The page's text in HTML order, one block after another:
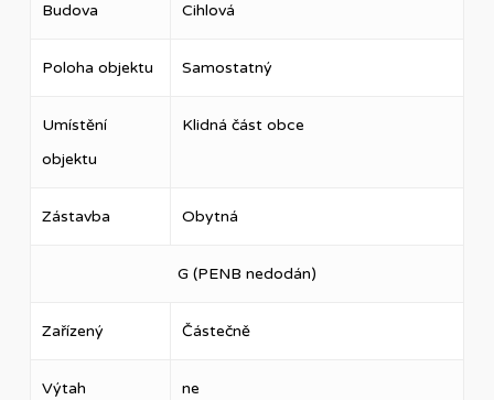
Budova Cihlová
Poloha objektu Samostatný
Umístění
objektu
Klidná část obce
Zástavba Obytná
G (PENB nedodán)
Zařízený Částečně
Výtah ne